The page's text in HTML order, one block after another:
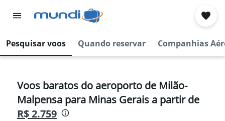
Pesquisar voos Quando reservar Companhias
Voos baratos do aeroporto de Milão-
Malpensa para Minas Gerais a partir de
R$ 2.759